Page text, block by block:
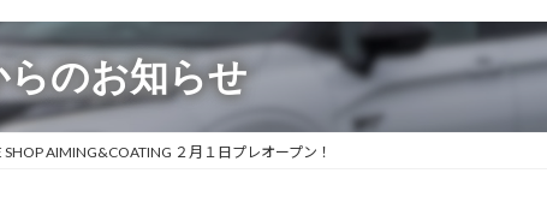
のお知らせ
SHOP AIMING&COATING ２月１日プレオープン！